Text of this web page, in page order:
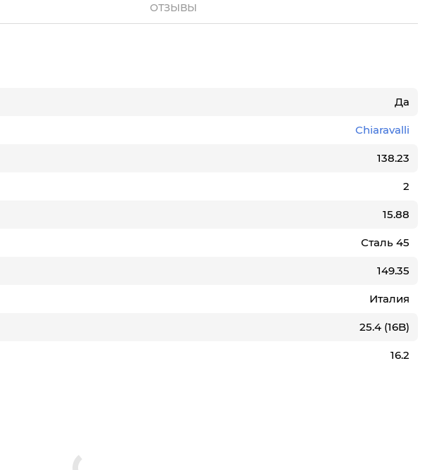
ОТЗЫВЫ
Да
Chiaravalli
138.23
2
15.88
Сталь 45
149.35
Италия
25.4 (16B)
16.2